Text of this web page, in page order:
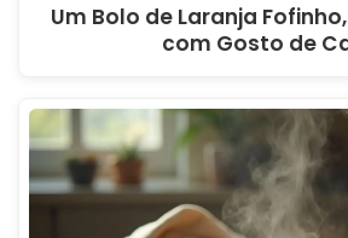
Um Bolo de Laranja
com Gosto de